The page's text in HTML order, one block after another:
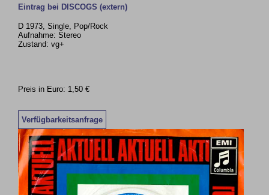
Eintrag bei DISCOGS (extern)
D 1973, Single, Pop/Rock
Aufnahme: Stereo
Zustand: vg+
Preis in Euro: 1,50 €
Verfügbarkeitsanfrage